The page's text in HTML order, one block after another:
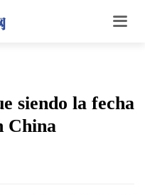
siendo la fecha
China